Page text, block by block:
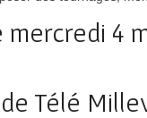
4
Télé